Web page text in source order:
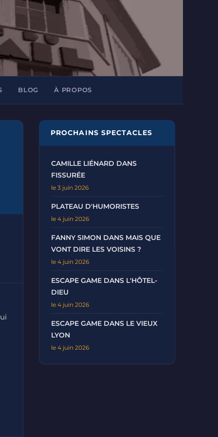
BLOG À PROPOS
PROCHAINS SPECTACLES
CAMILLE LIÉNARD DANS
FISSURÉE
le 3 juin 2026
PLATEAU D'HUMORISTES
le 4 juin 2026
FANNY SIMON DANS MAIS QUE
VONT DIRE LES VOISINS ?
le 4 juin 2026
ESCAPE GAME DANS L'HÔTEL-
DIEU
le 4 juin 2026
ESCAPE GAME DANS LE VIEUX
LYON
le 4 juin 2026